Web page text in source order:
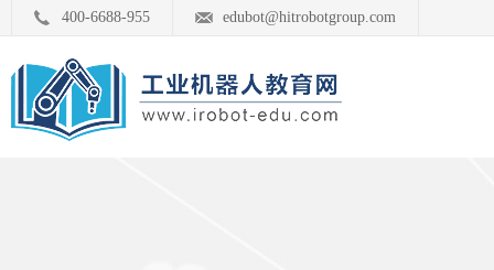
400-6688-955 edubot@hitrobotgroup.com